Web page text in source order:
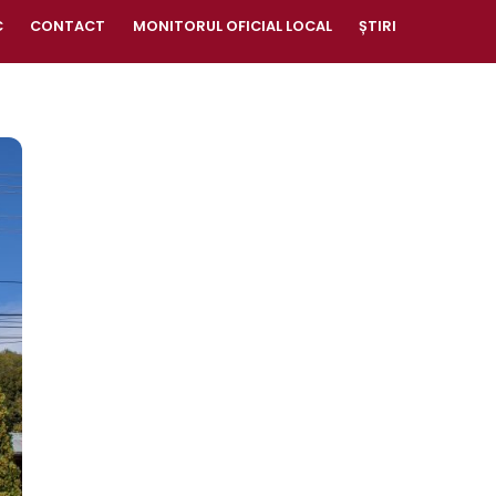
CONTACT MONITORUL OFICIAL LOCAL ȘTIRI